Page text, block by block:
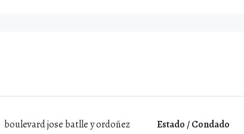
boulevard jose batlle y ordoñez
Estado / Condado